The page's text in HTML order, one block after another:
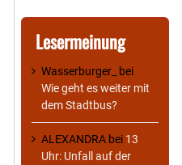
Lesermeinung
Wasserburger_
bei
Wie geht es weiter mit
dem Stadtbus?
ALEXANDRA bei 13
Uhr: Unfall auf der